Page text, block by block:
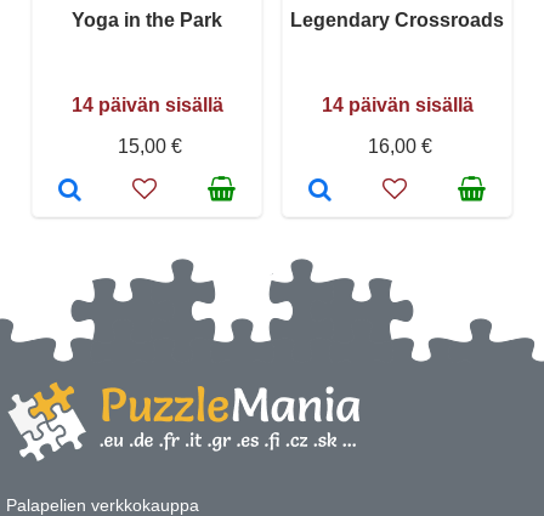
Yoga in the Park
14 päivän sisällä
15,00 €
Legendary Crossroads
14 päivän sisällä
16,00 €
Palapelien verkkokauppa